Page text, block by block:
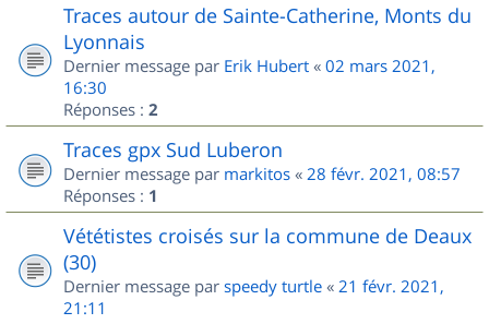
Traces autour de Sainte-Catherine, Monts du
Lyonnais
Dernier message par Erik Hubert « 02 mars 2021,
16:30
Réponses : 2
Traces gpx Sud Luberon
Dernier message par markitos « 28 févr. 2021, 08:57
Réponses : 1
Vététistes croisés sur la commune de Deaux
(30)
Dernier message par speedy turtle « 21 févr. 2021,
21:11